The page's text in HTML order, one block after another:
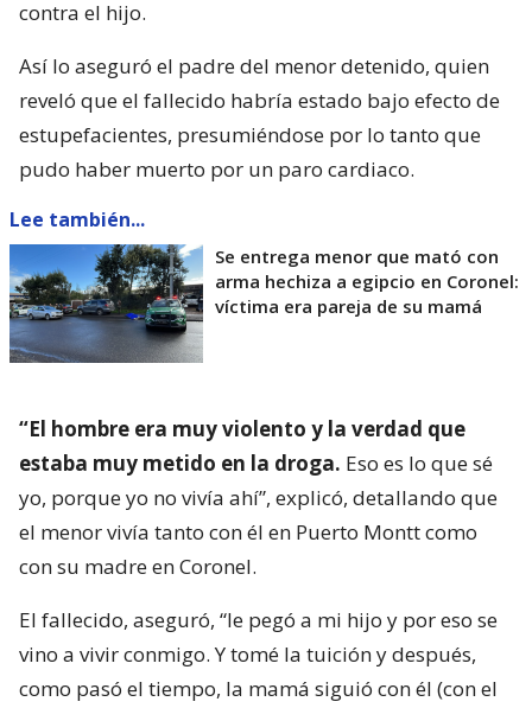
contra el hijo.
Así lo aseguró el padre del menor detenido, quien
reveló que el fallecido habría estado bajo efecto de
estupefacientes, presumiéndose por lo tanto que
pudo haber muerto por un paro cardiaco.
Lee también...
Se entrega menor que mató con
arma hechiza a egipcio en Coronel:
víctima era pareja de su mamá
“El hombre era muy violento y la verdad que
estaba muy metido en la droga. Eso es lo que sé
yo, porque yo no vivía ahí”, explicó, detallando que
el menor vivía tanto con él en Puerto Montt como
con su madre en Coronel.
El fallecido, aseguró, “le pegó a mi hijo y por eso se
vino a vivir conmigo. Y tomé la tuición y después,
como pasó el tiempo, la mamá siguió con él (con el